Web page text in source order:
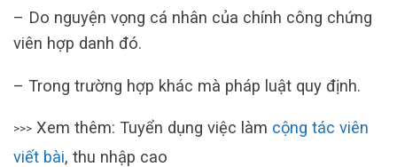
– Do nguyện vọng cá nhân của chính công chứng
viên hợp danh đó.
– Trong trường hợp khác mà pháp luật quy định.
>>> Xem thêm: Tuyển dụng việc làm cộng tác viên
viết bài, thu nhập cao